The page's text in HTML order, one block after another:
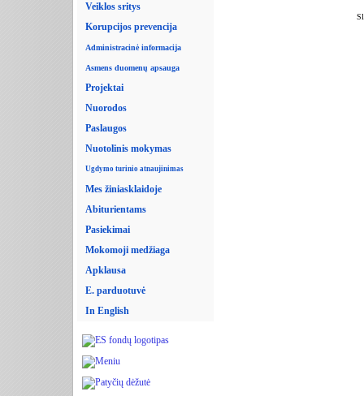
Veiklos sritys
Korupcijos prevencija
Administracinė informacija
Asmens duomenų apsauga
Projektai
Nuorodos
Paslaugos
Nuotolinis mokymas
Ugdymo turinio atnaujinimas
Mes žiniasklaidoje
Abiturientams
Pasiekimai
Mokomoji medžiaga
Apklausa
E. parduotuvė
In English